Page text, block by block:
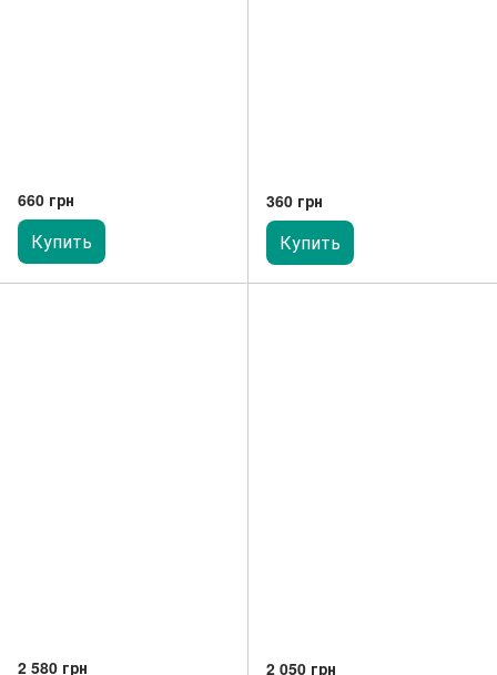
660 грн
Купить
360 грн
Купить
2 580 грн 2 050 грн